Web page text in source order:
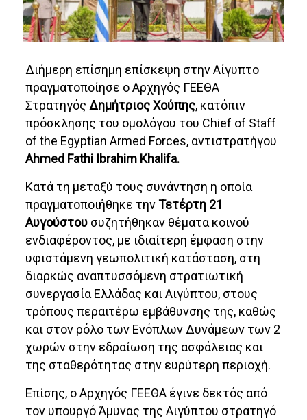
Διήμερη επίσημη επίσκεψη στην Αίγυπτο
πραγματοποίησε ο Αρχηγός ΓΕΕΘΑ
Στρατηγός Δημήτριος Χούπης, κατόπιν
πρόσκλησης του ομολόγου του Chief of Staff
of the Egyptian Armed Forces, αντιστρατήγου
Ahmed Fathi Ibrahim Khalifa.
Κατά τη μεταξύ τους συνάντηση η οποία
πραγματοποιήθηκε τηνΤετέρτη 21
Αυγούστου συζητήθηκαν θέματα κοινού
ενδιαφέροντος, με ιδιαίτερη έμφαση στην
υφιστάμενη γεωπολιτική κατάσταση, στη
διαρκώς αναπτυσσόμενη στρατιωτική
συνεργασία Ελλάδας και Αιγύπτου, στους
τρόπους περαιτέρω εμβάθυνσης της, καθώς
και στον ρόλο των Ενόπλων Δυνάμεων των 2
χωρών στην εδραίωση της ασφάλειας και
της σταθερότητας στην ευρύτερη περιοχή.
Επίσης, ο Αρχηγός ΓΕΕΘΑ έγινε δεκτός από
τον υπουργό Άμυνας της Αιγύπτου στρατηγό